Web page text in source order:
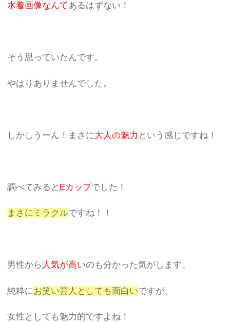
水着画像なんてあるはずない！
そう思っていたんです。
やはりありませんでした。
しかしうーん！まさに大人の魅力 という感じですね！
調べてみると Eカップでした！
まさにミラクルですね！！
男性から 人気が高いのも分かった気がします。
純粋にお笑い芸人としても面白いですが、
女性としても魅力的ですよね！